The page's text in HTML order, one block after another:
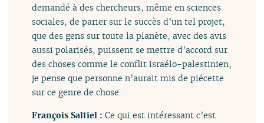
demandé à des chercheurs, même en sciences
sociales, de parier sur le succès d’un tel projet,
que des gens sur toute la planète, avec des avis
aussi polarisés, puissent se mettre d’accord sur
des choses comme le conflit israélo-palestinien,
je pense que personne n’aurait mis de piécette
sur ce genre de chose.
François Saltiel :Ce qui est intéressant c’est